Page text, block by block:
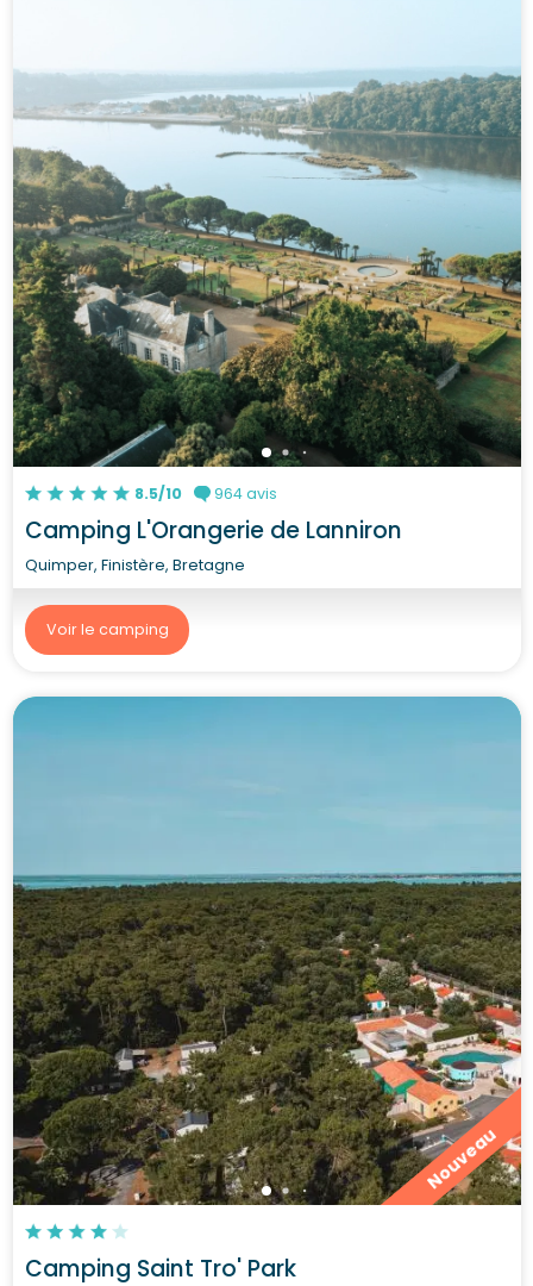
8.5/10 964 avis
Camping L'Orangerie de Lanniron
Quimper, Finistère, Bretagne
Voir le camping
Nouveau
Camping Saint Tro' Park